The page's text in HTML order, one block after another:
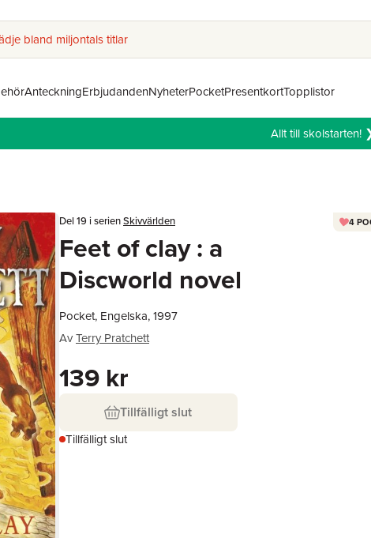
bland miljontals titlar
AnteckningErbjudandenNyheterPocketPresentkortTopplistor
Allt till skolstarten!
Del 19 i serienSkivvärlden
Feet of clay : a
Discworld novel
4
Pocket, Engelska, 1997
AvTerry Pratchett
139 kr
Tillfälligt slut
Tillfälligt slut